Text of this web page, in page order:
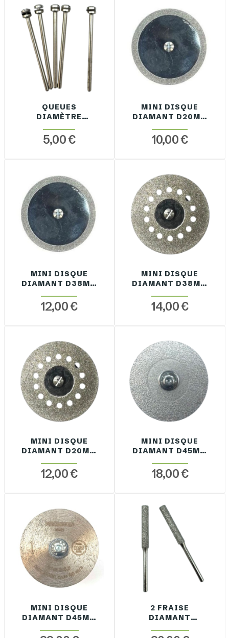
QUEUES
DIAMÈTRE
DISQUE X 5 PCS
5,00 €
MINI DISQUE
DIAMANT D20MM
2.35MM
ELECTRODÉPOT
10,00 €
MINI DISQUE
DIAMANT D38MM
2.35MM
ELECTRODÉPOT
12,00 €
MINI DISQUE
DIAMANT D38MM
RETOUR QUEUE
2.35MM
14,00 €
MINI DISQUE
DIAMANT D20MM
RETOUR QUEUE
2.35MM
12,00 €
MINI DISQUE
DIAMANT D45MM
RETOUR QUEUE
3.2MM
18,00 €
MINI DISQUE
DIAMANT D45MM
2 FRAISE
DIAMANT